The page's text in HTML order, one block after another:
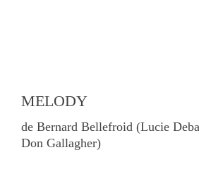
MELODY
de Bernard Bellefroid (Lucie
Don Gallagher)